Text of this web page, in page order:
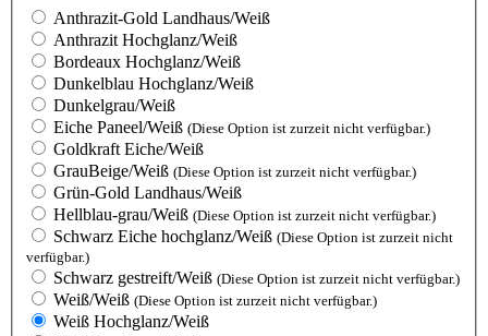
Anthrazit-Gold Landhaus/Weiß
Anthrazit Hochglanz/Weiß
Bordeaux Hochglanz/Weiß
Dunkelblau Hochglanz/Weiß
Dunkelgrau/Weiß
Eiche Paneel/Weiß (Diese Option ist zurzeit nicht verfügbar.)
Goldkraft Eiche/Weiß
GrauBeige/Weiß (Diese Option ist zurzeit nicht verfügbar.)
Grün-Gold Landhaus/Weiß
Hellblau-grau/Weiß (Diese Option ist zurzeit nicht verfügbar.)
Schwarz Eiche hochglanz/Weiß (Diese Option ist zurzeit nicht
verfügbar.)
Schwarz gestreift/Weiß (Diese Option ist zurzeit nicht verfügbar.)
Weiß/Weiß (Diese Option ist zurzeit nicht verfügbar.)
Weiß Hochglanz/Weiß